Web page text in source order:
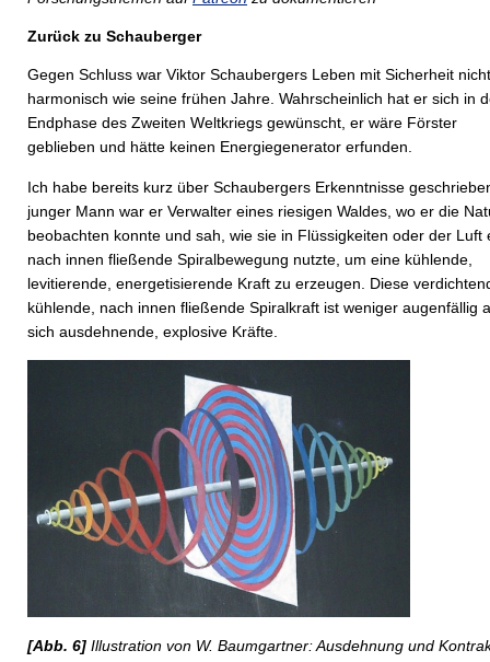
Zurück zu Schauberger
Gegen Schluss war Viktor Schaubergers Leben mit Sicherheit
harmonisch wie seine frühen Jahre. Wahrscheinlich hat er sich in
Endphase des Zweiten Weltkriegs gewünscht, er wäre Förster
geblieben und hätte keinen Energiegenerator erfunden.
Ich habe bereits kurz über Schaubergers Erkenntnisse
junger Mann war er Verwalter eines riesigen Waldes, wo er die
beobachten konnte und sah, wie sie in Flüssigkeiten oder der Luft
nach innen fließende Spiralbewegung nutzte, um eine kühlende,
levitierende, energetisierende Kraft zu erzeugen. Diese
kühlende, nach innen fließende Spiralkraft ist weniger augenfällig
sich ausdehnende, explosive Kräfte.
[Abb. 6] Illustration von W. Baumgartner: Ausdehnung und